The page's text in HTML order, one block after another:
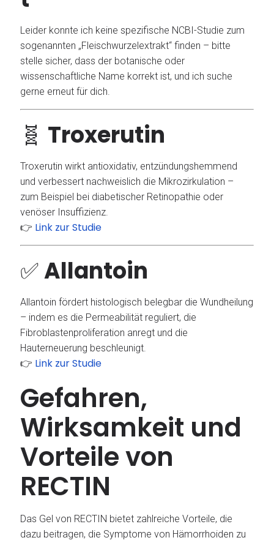
Leider konnte ich keine spezifische NCBI-Studie zum
sogenannten „Fleischwurzelextrakt“ finden – bitte
stelle sicher, dass der botanische oder
wissenschaftliche Name korrekt ist, und ich suche
gerne erneut für dich.
🧬 Troxerutin
Troxerutin wirkt antioxidativ, entzündungshemmend
und verbessert nachweislich die Mikrozirkulation –
zum Beispiel bei diabetischer Retinopathie oder
venöser Insuffizienz.
👉 Link zur Studie
✅Allantoin
Allantoin fördert histologisch belegbar die Wundheilung
– indem es die Permeabilität reguliert, die
Fibroblastenproliferation anregt und die
Hauterneuerung beschleunigt.
👉 Link zur Studie
Gefahren,
Wirksamkeit und
Vorteile von
RECTIN
Das Gel von RECTIN bietet zahlreiche Vorteile, die
dazu beitragen, die Symptome von Hämorrhoiden zu